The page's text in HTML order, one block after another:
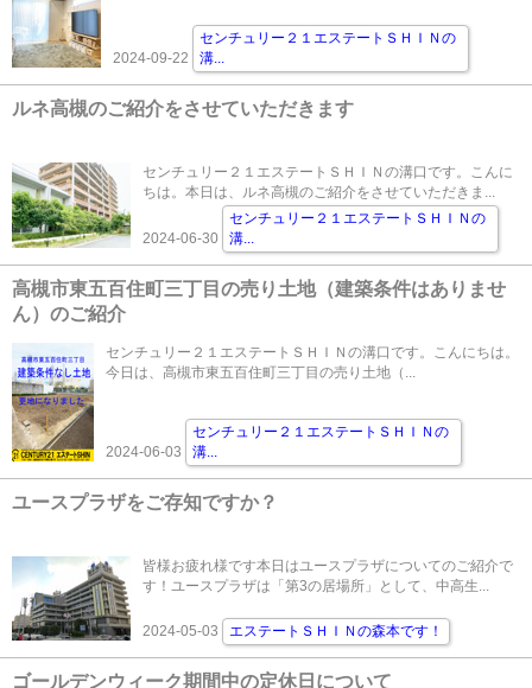
2024-09-22
センチュリー２１エステートＳＨＩＮの
溝...
ルネ高槻のご紹介をさせていただきます
センチュリー２１エステートＳＨＩＮの溝口です。こんに
ちは。本日は、ルネ高槻のご紹介をさせていただきま...
2024-06-30
センチュリー２１エステートＳＨＩＮの
溝...
高槻市東五百住町三丁目の売り土地（建築条件はありませ
ん）のご紹介
センチュリー２１エステートＳＨＩＮの溝口です。こんにちは。
今日は、高槻市東五百住町三丁目の売り土地（...
2024-06-03
センチュリー２１エステートＳＨＩＮの
溝...
ユースプラザをご存知ですか？
皆様お疲れ様です本日はユースプラザについてのご紹介で
す！ユースプラザは「第3の居場所」として、中高生...
2024-05-03 エステートＳＨＩＮの森本です！
ゴールデンウィーク期間中の定休日について